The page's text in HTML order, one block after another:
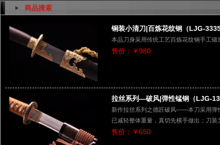
商品搜索
铜装小清刀|百炼花纹钢（LJG-
本品刀身采用传统工艺百炼花纹钢手工
售价：￥980
拉丝系列—破风|弹性锰钢（LJG-
新作拉丝系列之德匠破风——本刀采用弹
已减轻整体重量，真切先横手做出；刀
售价：￥650